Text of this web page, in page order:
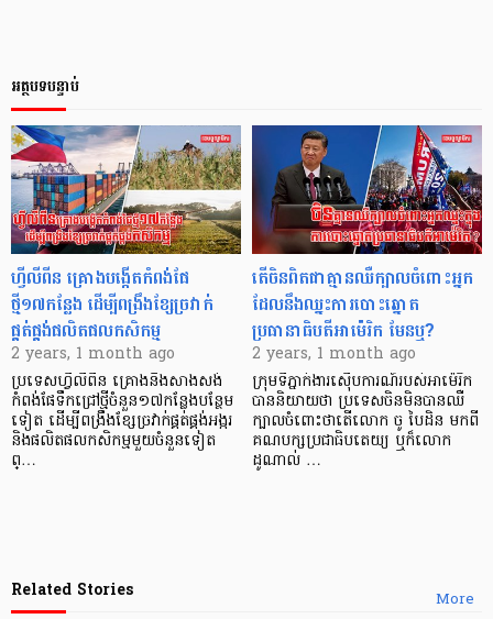
អត្ថបទបន្ទាប់
ហ្វីលីពីន គ្រោងបង្កើតកំពង់ផែ
ថ្មី១៧កន្លែង ដើម្បីពង្រឹងខ្សែច្រវាក់
ផ្គត់ផ្គង់ផលិតផលកសិកម្ម
2 years, 1 month ago
ប្រទេសហ្វីលីពីន គ្រោងនឹងសាងសង់
កំពង់ផែទឹកជ្រៅថ្មីចំនួន១៧កន្លែងបន្ថែម
ទៀត ដើម្បីពង្រឹងខ្សែច្រវាក់ផ្គត់ផ្គង់អង្ករ
និងផលិតផលកសិកម្មមួយចំនួនទៀត
ព្…
តើចិនពិតជាគ្មានឈឺក្បាលចំពោះអ្នក
ដែលនឹងឈ្នះការបោះឆ្នោត
ប្រធានាធិបតីអាម៉េរិក មែនឬ?
2 years, 1 month ago
ក្រុមទីភ្នាក់ងារស៊ើបការណ៍របស់អាម៉េរិក
បាននិយាយថា ប្រទេសចិនមិនបានឈឺ
ក្បាលចំពោះថាតើលោក ចូ បៃដិន មកពី
គណបក្សប្រជាធិបតេយ្យ ឬក៏លោក
ដូណាល់ …
More
Related Stories